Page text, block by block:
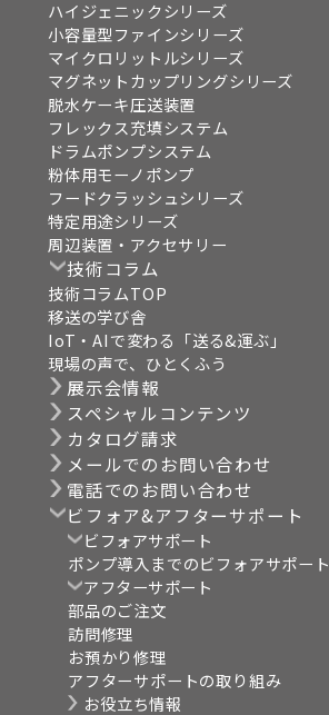
ハイジェニックシリーズ
小容量型ファインシリーズ
マイクロリットルシリーズ
マグネットカップリングシリーズ
脱水ケーキ圧送装置
フレックス充填システム
ドラムポンプシステム
粉体用モーノポンプ
フードクラッシュシリーズ
特定用途シリーズ
周辺装置・アクセサリー
技術コラム
技術コラムTOP
移送の学び舎
IoT・AIで変わる「送る&運ぶ」
現場の声で、ひとくふう
展示会情報
スペシャルコンテンツ
カタログ請求
メールでのお問い合わせ
電話でのお問い合わせ
ビフォア&アフターサポート
ビフォアサポート
ポンプ導入までのビフォアサポート
アフターサポート
部品のご注文
訪問修理
お預かり修理
アフターサポートの取り組み
お役立ち情報